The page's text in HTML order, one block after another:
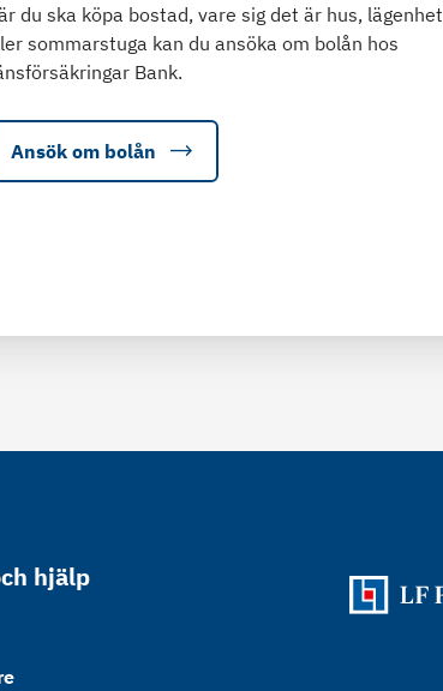
du ska köpa bostad, vare sig det är hus, lägenhet
sommarstuga kan du ansöka om bolån hos
Bank.
Ansök om bolån
hjälp